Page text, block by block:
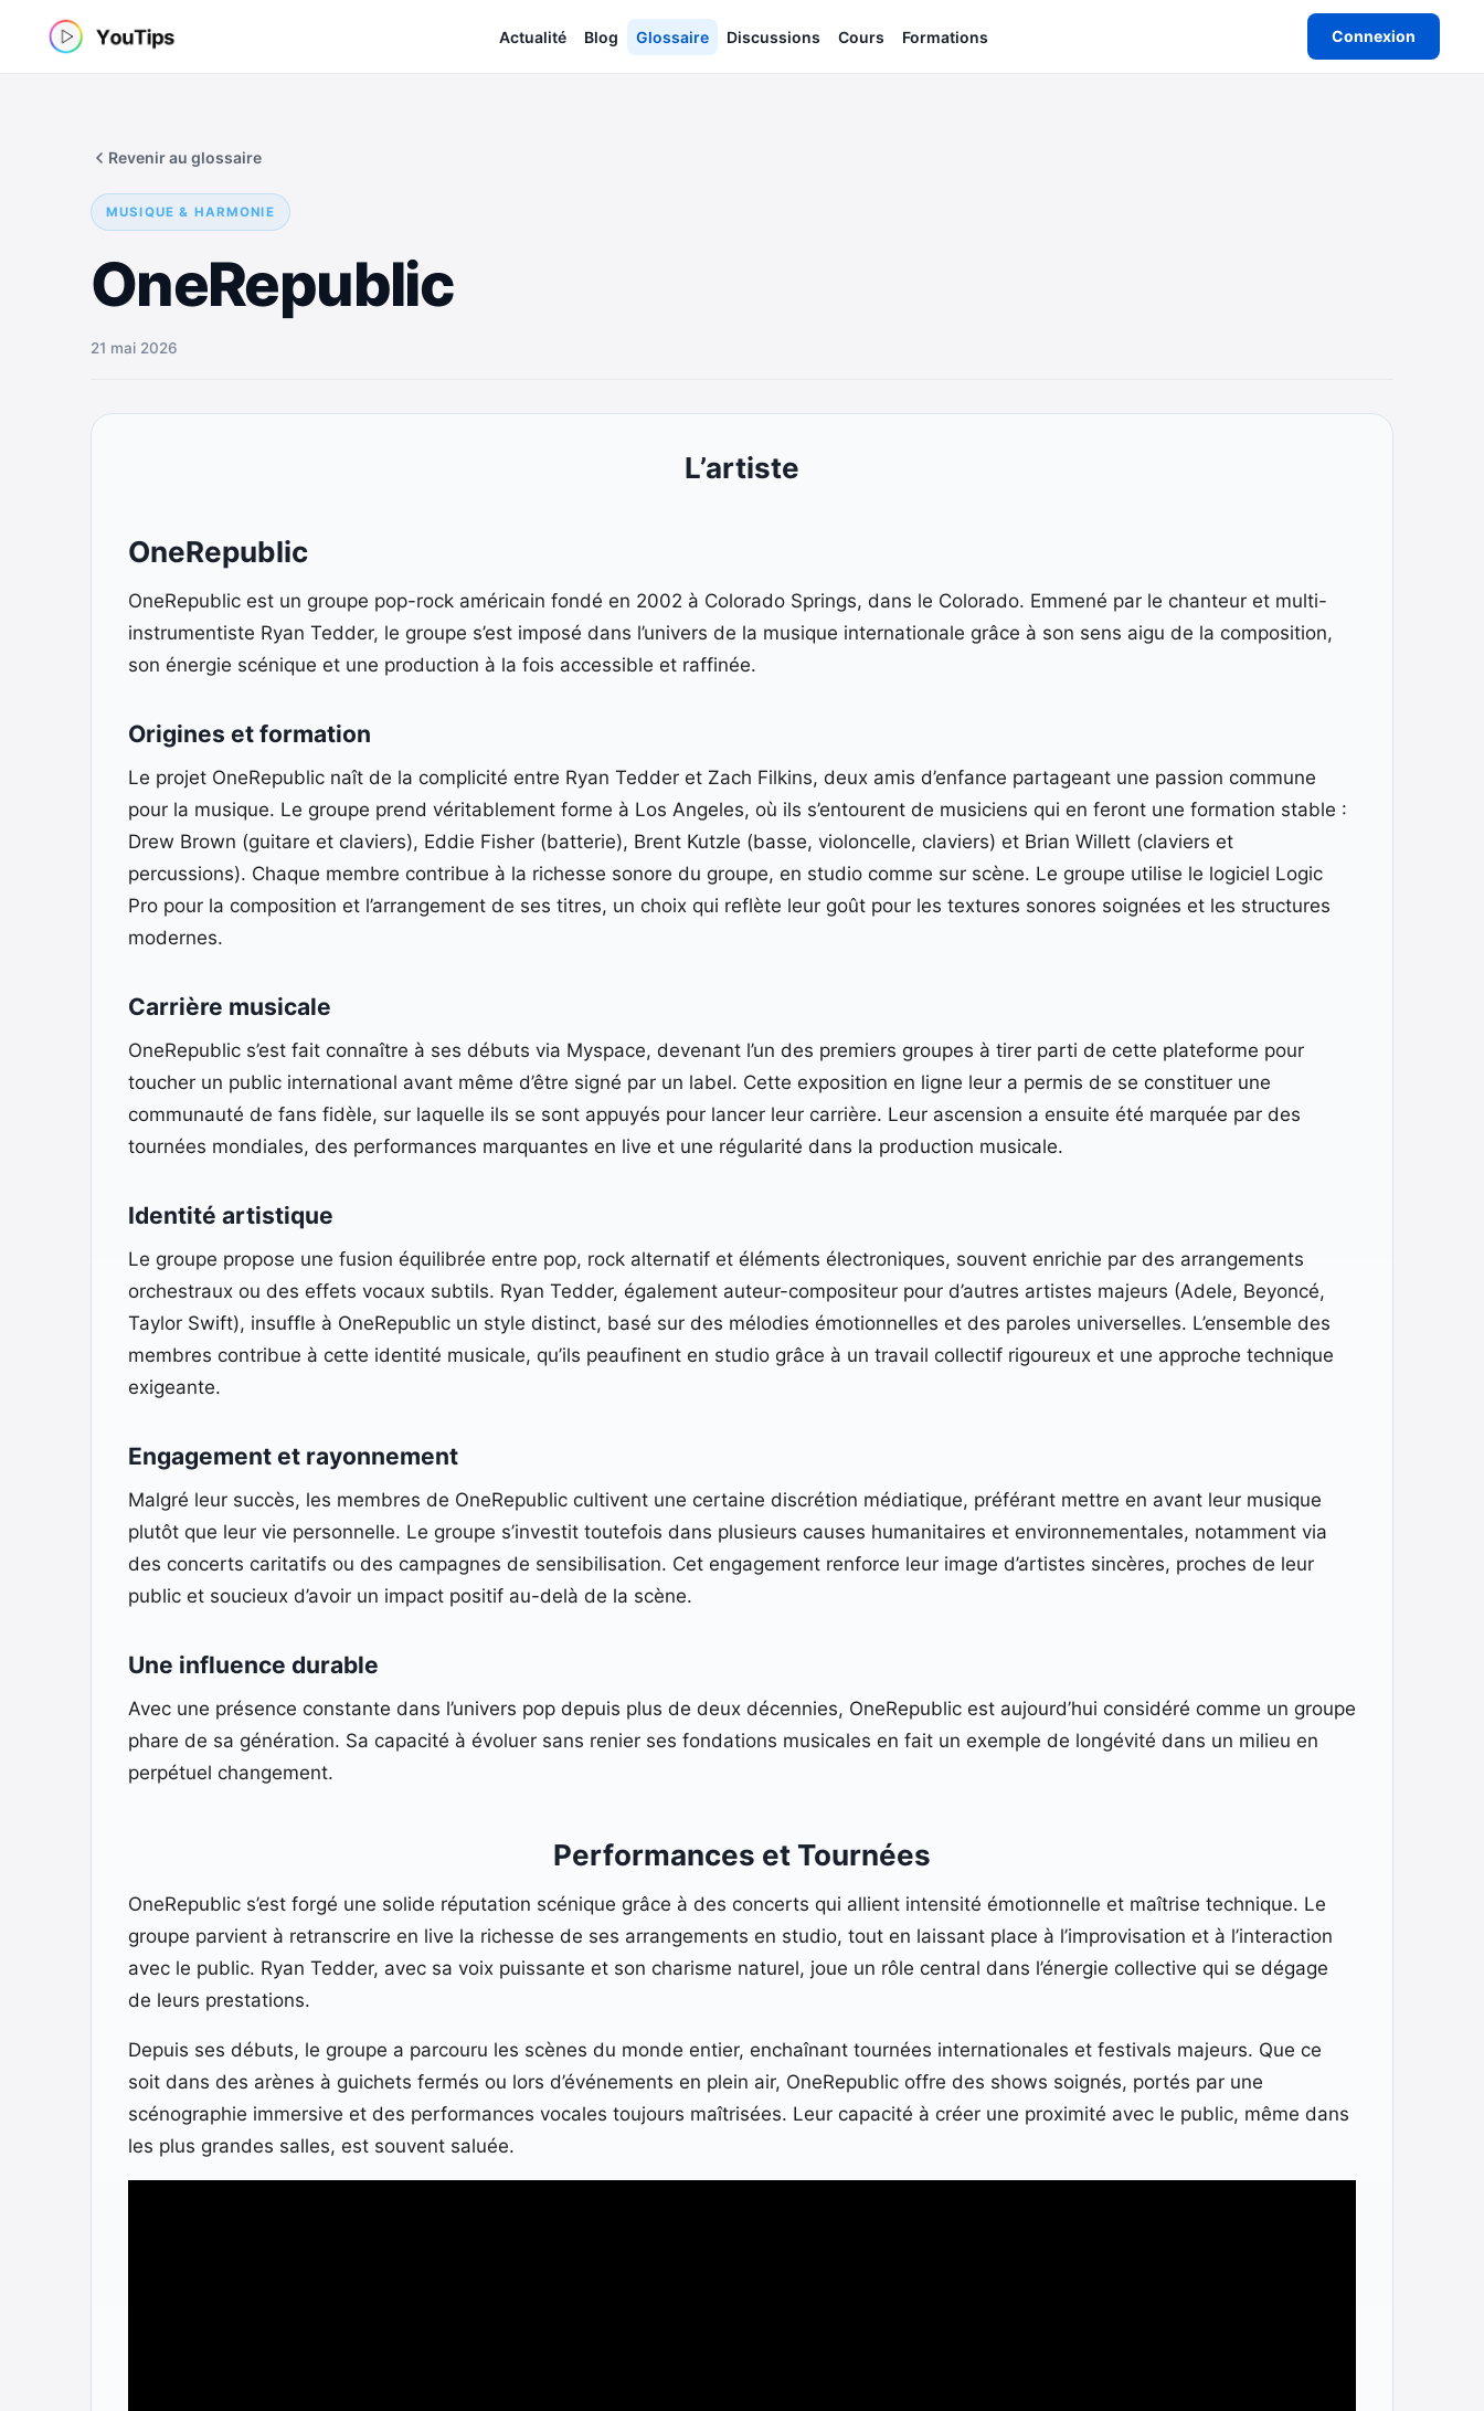
Actualité Blog Glossaire Discussions Cours Formations Connexion
MUSIQUE & HARMONIE
OneRepublic
Revenir au glossaire
21 mai 2026
L’artiste
OneRepublic
OneRepublic est un groupe pop-rock américain fondé en 2002 à Colorado Springs, dans le Colorado. Emmené par le chanteur et multi-
instrumentiste Ryan Tedder, le groupe s’est imposé dans l’univers de la musique internationale grâce à son sens aigu de la composition,
son énergie scénique et une production à la fois accessible et raffinée.
Origines et formation
Le projet OneRepublic naît de la complicité entre Ryan Tedder et Zach Filkins, deux amis d’enfance partageant une passion commune
pour la musique. Le groupe prend véritablement forme à Los Angeles, où ils s’entourent de musiciens qui en feront une formation stable :
Drew Brown (guitare et claviers), Eddie Fisher (batterie), Brent Kutzle (basse, violoncelle, claviers) et Brian Willett (claviers et
percussions). Chaque membre contribue à la richesse sonore du groupe, en studio comme sur scène. Le groupe utilise le logiciel Logic
Pro pour la composition et l’arrangement de ses titres, un choix qui reflète leur goût pour les textures sonores soignées et les structures
modernes.
Carrière musicale
OneRepublic s’est fait connaître à ses débuts via Myspace, devenant l’un des premiers groupes à tirer parti de cette plateforme pour
toucher un public international avant même d’être signé par un label. Cette exposition en ligne leur a permis de se constituer une
communauté de fans fidèle, sur laquelle ils se sont appuyés pour lancer leur carrière. Leur ascension a ensuite été marquée par des
tournées mondiales, des performances marquantes en live et une régularité dans la production musicale.
Identité artistique
Le groupe propose une fusion équilibrée entre pop, rock alternatif et éléments électroniques, souvent enrichie par des arrangements
orchestraux ou des effets vocaux subtils. Ryan Tedder, également auteur-compositeur pour d’autres artistes majeurs (Adele, Beyoncé,
Taylor Swift), insuffle à OneRepublic un style distinct, basé sur des mélodies émotionnelles et des paroles universelles. L’ensemble des
membres contribue à cette identité musicale, qu’ils peaufinent en studio grâce à un travail collectif rigoureux et une approche technique
exigeante.
Engagement et rayonnement
Malgré leur succès, les membres de OneRepublic cultivent une certaine discrétion médiatique, préférant mettre en avant leur musique
plutôt que leur vie personnelle. Le groupe s’investit toutefois dans plusieurs causes humanitaires et environnementales, notamment via
des concerts caritatifs ou des campagnes de sensibilisation. Cet engagement renforce leur image d’artistes sincères, proches de leur
public et soucieux d’avoir un impact positif au-delà de la scène.
Une influence durable
Avec une présence constante dans l’univers pop depuis plus de deux décennies, OneRepublic est aujourd’hui considéré comme un groupe
phare de sa génération. Sa capacité à évoluer sans renier ses fondations musicales en fait un exemple de longévité dans un milieu en
perpétuel changement.
Performances et Tournées
OneRepublic s’est forgé une solide réputation scénique grâce à des concerts qui allient intensité émotionnelle et maîtrise technique. Le
groupe parvient à retranscrire en live la richesse de ses arrangements en studio, tout en laissant place à l’improvisation et à l’interaction
avec le public. Ryan Tedder, avec sa voix puissante et son charisme naturel, joue un rôle central dans l’énergie collective qui se dégage
de leurs prestations.
Depuis ses débuts, le groupe a parcouru les scènes du monde entier, enchaînant tournées internationales et festivals majeurs. Que ce
soit dans des arènes à guichets fermés ou lors d’événements en plein air, OneRepublic offre des shows soignés, portés par une
scénographie immersive et des performances vocales toujours maîtrisées. Leur capacité à créer une proximité avec le public, même dans
les plus grandes salles, est souvent saluée.